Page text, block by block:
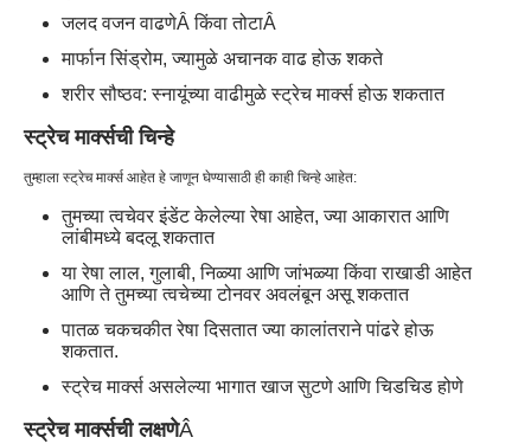
जलद वजन वाढणेÂ किंवा तोटाÂ
मार्फान सिंड्रोम, ज्यामुळे अचानक वाढ होऊ शकते
शरीर सौष्ठव: स्नायूंच्या वाढीमुळे स्ट्रेच मार्क्स होऊ शकतात
स्ट्रेच मार्क्सची चिन्हे
तुम्हाला स्ट्रेच मार्क्स आहेत हे जाणून घेण्यासाठी ही काही चिन्हे आहेत:
तुमच्या त्वचेवर इंडेंट केलेल्या रेषा आहेत, ज्या आकारात आणि
लांबीमध्ये बदलू शकतात
या रेषा लाल, गुलाबी, निळ्या आणि जांभळ्या किंवा राखाडी आहेत
आणि ते तुमच्या त्वचेच्या टोनवर अवलंबून असू शकतात
पातळ चकचकीत रेषा दिसतात ज्या कालांतराने पांढरे होऊ
शकतात.
स्ट्रेच मार्क्स असलेल्या भागात खाज सुटणे आणि चिडचिड होणे
स्ट्रेच मार्क्सची लक्षणेÂ